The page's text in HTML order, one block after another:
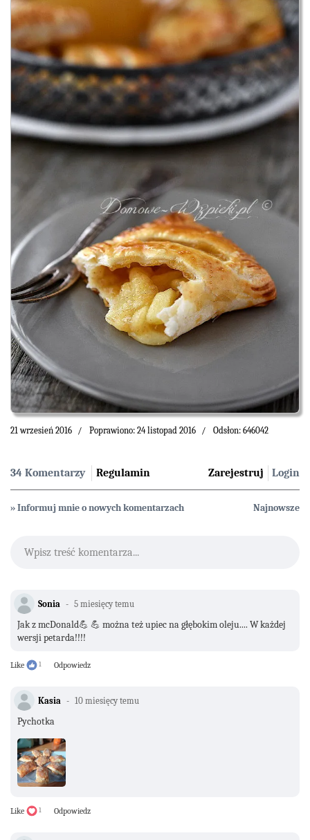
21 wrzesień 2016 Poprawiono: 24 listopad 2016 Odsłon: 646042
34 Komentarzy Regulamin Login
Zarejestruj
» Informuj mnie o nowych komentarzach Najnowsze
Wpisz treść komentarza...
Sonia 5 miesięcy temu
Jak z mcDonald💪 💪 można też upiec na głębokim oleju.... W każdej
wersji petarda!!!!
Like 1 Odpowiedz
Kasia 10 miesięcy temu
Pychotka
Like 1 Odpowiedz